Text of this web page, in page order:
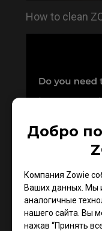
Добро
Компания Zowie
Ваших данных. Мы
аналогичные
нашего сайта. Вы
нажав “Принять
How to clean
Do you need to
series?